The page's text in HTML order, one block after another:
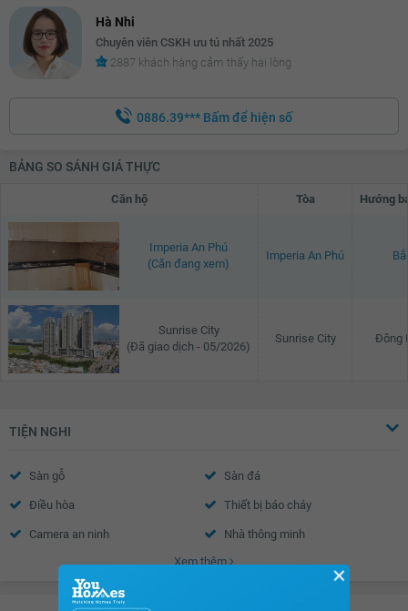
Hà Nhi
Chuyên viên CSKH ưu tú nhất 2025
2887 khách hàng cảm thấy hài lòng
0886.39*** Bấm để hiện số
BẢNG SO SÁNH GIÁ THỰC
Căn hộ Tòa Hướng
Imperia An Phú
(Căn đang xem)
Imperia An Phú
Sunrise City
(Đã giao dịch - 05/2026)
Sunrise City Đông
TIỆN NGHI
Sàn gỗ Sàn đá
Điều hòa Thiết bị báo cháy
Camera an ninh Nhà thông minh
Truyền hình Cáp
Nước nóng
Xem thêm
✕